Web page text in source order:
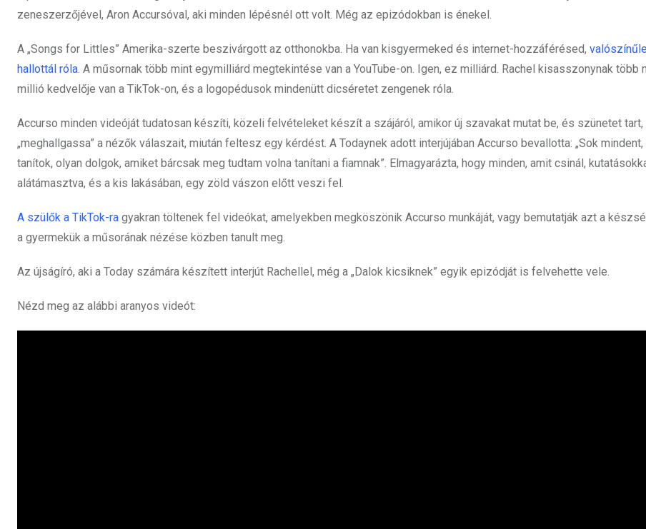
zeneszerzőjével, Aron Accursóval, aki minden lépésnél ott volt. Még az epizódokban is énekel.
A „Songs for Littles” Amerika-szerte beszivárgott az otthonokba. Ha van kisgyermeked és internet-hozzáférésed,
hallottál róla. A műsornak több mint egymilliárd megtekintése van a YouTube-on. Igen, ez milliárd. Rachel kisasszonynak több
millió kedvelője van a TikTok-on, és a logopédusok mindenütt dicséretet zengenek róla.
Accurso minden videóját tudatosan készíti, közeli felvételeket készít a szájáról, amikor új szavakat mutat be, és szünetet tart,
„meghallgassa” a nézők válaszait, miután feltesz egy kérdést. A Todaynek adott interjújában Accurso bevallotta: „Sok
tanítok, olyan dolgok, amiket bárcsak meg tudtam volna tanítani a fiamnak”. Elmagyarázta, hogy minden, amit csinál,
alátámasztva, és a kis lakásában, egy zöld vászon előtt veszi fel.
A szülők a TikTok-ra gyakran töltenek fel videókat, amelyekben megköszönik Accurso munkáját, vagy bemutatják azt a
a gyermekük a műsorának nézése közben tanult meg.
Az újságíró, aki a Today számára készített interjút Rachellel, még a „Dalok kicsiknek” egyik epizódját is felvehette vele.
Nézd meg az alábbi aranyos videót: